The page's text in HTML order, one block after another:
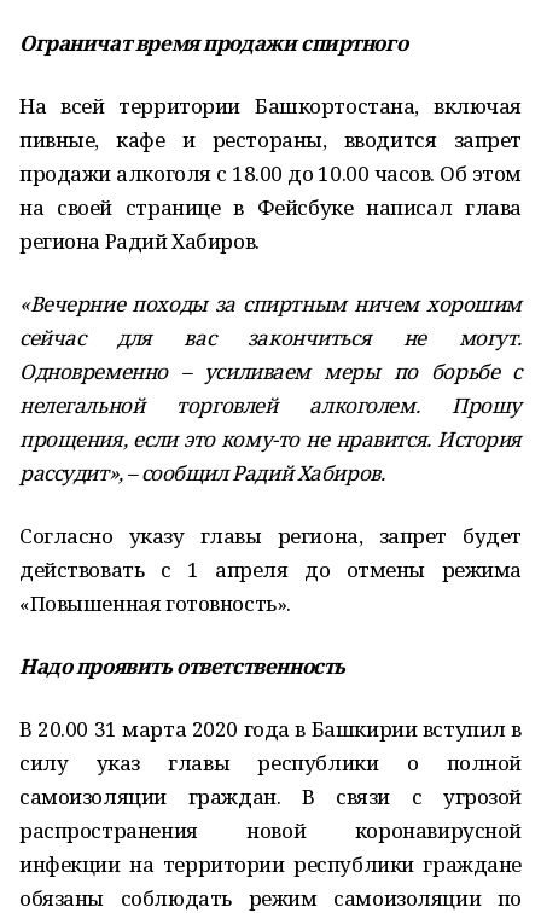
Ограничат время продажи спиртного
На всей территории Башкортостана, включая
пивные, кафе и рестораны, вводится запрет
продажи алкоголя с 18.00 до 10.00 часов. Об этом
на своей странице в Фейсбуке написал глава
региона Радий Хабиров.
«Вечерние походы за спиртным ничем хорошим
сейчас для вас закончиться не могут.
Одновременно – усиливаем меры по борьбе с
нелегальной торговлей алкоголем. Прошу
прощения, если это кому­-то не нравится. История
рассудит», – сообщил Радий Хабиров.
Согласно указу главы региона, запрет будет
действовать с 1 апреля до отмены режима
«Повышенная готовность».
Надо проявить ответственность
В 20.00 31 марта 2020 года в Башкирии вступил в
силу указ главы республики о полной
самоизоляции граждан. В связи с угрозой
распространения новой коронавирусной
инфекции на территории республики граждане
обязаны соблюдать режим самоизоляции по